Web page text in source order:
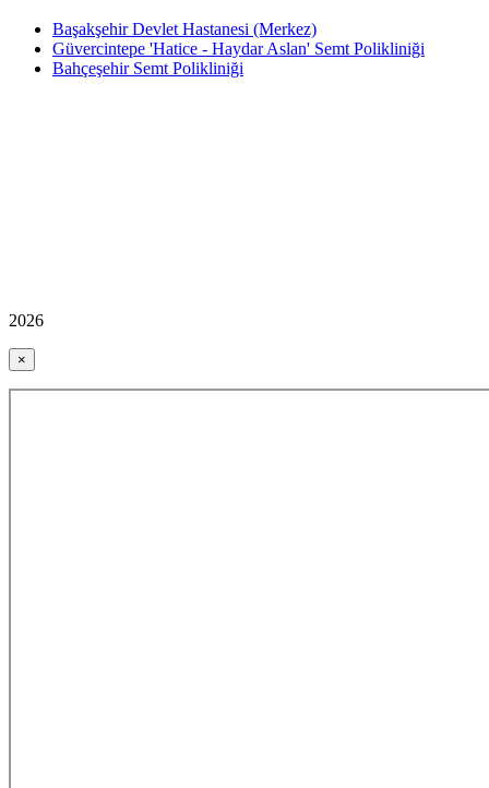
Başakşehir Devlet Hastanesi (Merkez)
Güvercintepe 'Hatice - Haydar Aslan' Semt Polikliniği
Bahçeşehir Semt Polikliniği
2026
×